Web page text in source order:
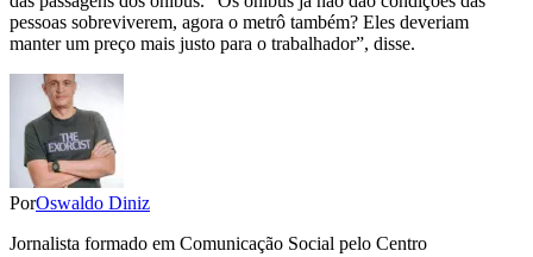
pessoas sobreviverem, agora o metrô também? Eles deveriam
manter um preço mais justo para o trabalhador”, disse.
PorOswaldo Diniz
Jornalista formado em Comunicação Social pelo Centro